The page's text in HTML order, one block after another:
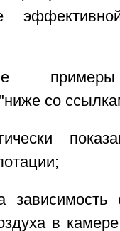
со
зависимость
в